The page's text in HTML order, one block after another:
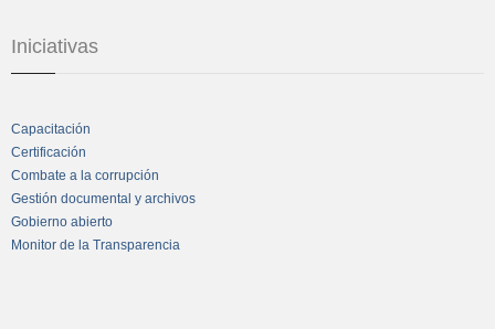
Iniciativas
Capacitación
Certificación
Combate a la corrupción
Gestión documental y archivos
Gobierno abierto
Monitor de la Transparencia